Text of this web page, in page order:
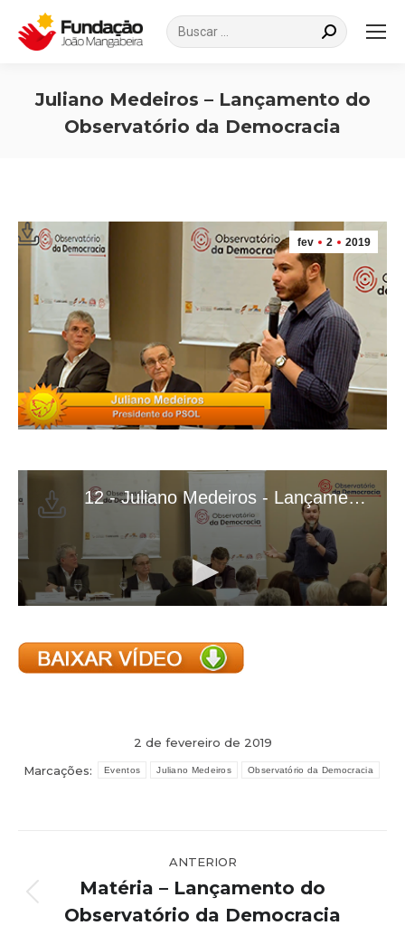
Search:
Juliano Medeiros – Lançamento do
Observatório da Democracia
fev 2 2019
2 de fevereiro de 2019
Marcações:
Eventos Juliano Medeiros Observatório da Democracia
de
post:
ANTERIOR
Post
anterior:
Matéria – Lançamento do
Observatório da Democracia